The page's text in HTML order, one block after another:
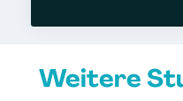
Weitere